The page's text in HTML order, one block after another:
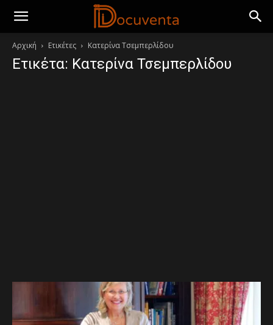
Αρχική Ετικέτες Κατερίνα Τσεμπερλίδου
Ετικέτα: Κατερίνα Τσεμπερλίδου